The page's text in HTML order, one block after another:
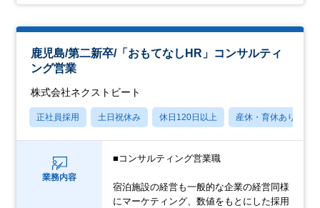
鹿児島/第二新卒/「おもてなしHR」コンサルティ
ング営業
株式会社ネクストビート
正社員採用 土日祝休み 休日120日以上 産休・育休あり
業務内容
■コンサルティング営業職
宿泊施設の経営も一般的な企業の経営同様
にマーケティング、数値をもとにした採用